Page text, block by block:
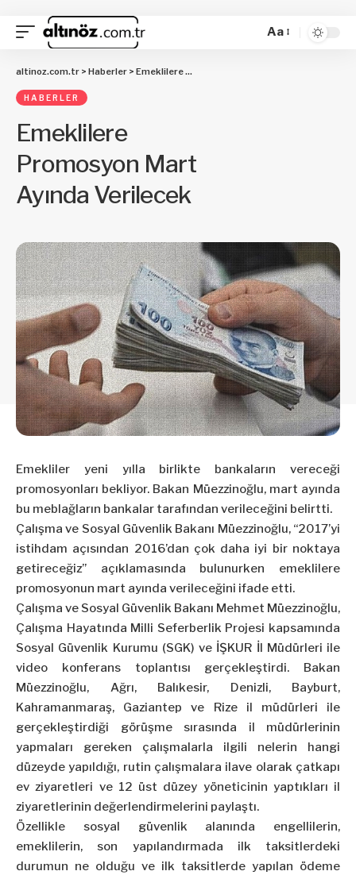
Aa
altinoz.com.tr > Haberler > Emeklilere Promosyon Mart Ayında Verilecek
HABERLER
Emeklilere
Promosyon Mart
Ayında Verilecek
Emekliler yeni yılla birlikte bankaların vereceği
promosyonları bekliyor. Bakan Müezzinoğlu, mart ayında
bu meblağların bankalar tarafından verileceğini belirtti.
Çalışma ve Sosyal Güvenlik Bakanı Müezzinoğlu, “2017’yi
istihdam açısından 2016’dan çok daha iyi bir noktaya
getireceğiz” açıklamasında bulunurken emeklilere
promosyonun mart ayında verileceğini ifade etti.
Çalışma ve Sosyal Güvenlik Bakanı Mehmet Müezzinoğlu,
Çalışma Hayatında Milli Seferberlik Projesi kapsamında
Sosyal Güvenlik Kurumu (SGK) ve İŞKUR İl Müdürleri ile
video konferans toplantısı gerçekleştirdi. Bakan
Müezzinoğlu, Ağrı, Balıkesir, Denizli, Bayburt,
Kahramanmaraş, Gaziantep ve Rize il müdürleri ile
gerçekleştirdiği görüşme sırasında il müdürlerinin
yapmaları gereken çalışmalarla ilgili nelerin hangi
düzeyde yapıldığı, rutin çalışmalara ilave olarak çatkapı
ev ziyaretleri ve 12 üst düzey yöneticinin yaptıkları il
ziyaretlerinin değerlendirmelerini paylaştı.
Özellikle sosyal güvenlik alanında engellilerin,
emeklilerin, son yapılandırmada ilk taksitlerdeki
durumun ne olduğu ve ilk taksitlerde yapılan ödeme